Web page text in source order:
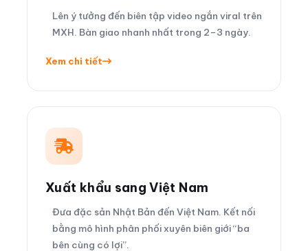
Lên ý tưởng đến biên tập video ngắn viral trên
MXH. Bàn giao nhanh nhất trong 2–3 ngày.
Xem chi tiết
Xuất khẩu sang Việt Nam
Đưa đặc sản Nhật Bản đến Việt Nam. Kết nối
bằng mô hình phân phối xuyên biên giới “ba
bên cùng có lợi”.